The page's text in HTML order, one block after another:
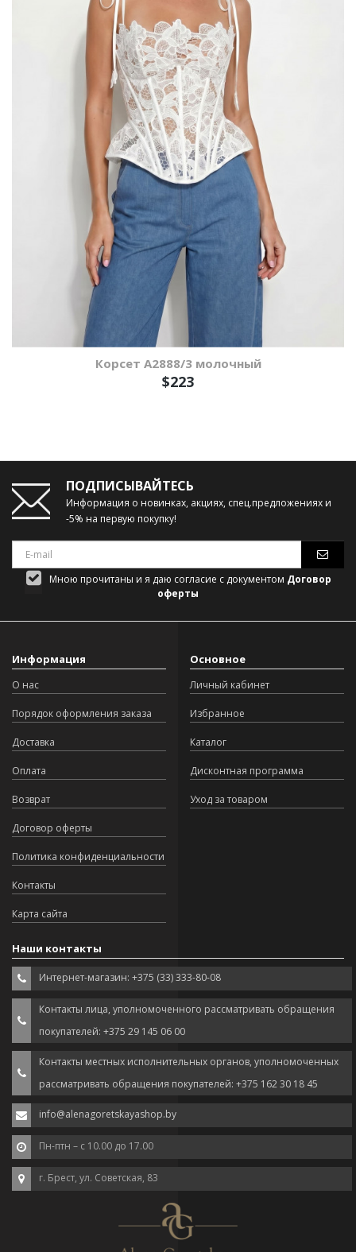
Корсет А2888/3 молочный
$223
ПОДПИСЫВАЙТЕСЬ
Информация о новинках, акциях, спец.предложениях и
-5% на первую покупку!
Мною прочитаны и я даю согласие с документом Договор
оферты
Информация
О нас
Порядок оформления заказа
Доставка
Оплата
Возврат
Договор оферты
Политика конфиденциальности
Контакты
Карта сайта
Основное
Личный кабинет
Избранное
Каталог
Дисконтная программа
Уход за товаром
Наши контакты
Интернет-магазин: +375 (33) 333-80-08
Контакты лица, уполномоченного рассматривать обращения
покупателей: +375 29 145 06 00
Контакты местных исполнительных органов, уполномоченных
рассматривать обращения покупателей: +375 162 30 18 45
info@alenagoretskayashop.by
Пн-птн – с 10.00 до 17.00
г. Брест, ул. Советская, 83